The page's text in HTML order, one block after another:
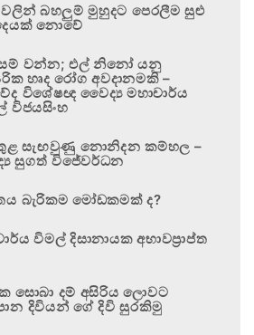
වලින් බහලුම් මුහුදට පෙරලීම සුළු
නොවේ
වන්න; එල් නිනෝ යනු
හෘද රෝග අවදානමකි –
විශේෂඥ වෛද්‍ය මහාචාර්ය
විජයසිංහ
සැඟවුණු නොනිදන කම්හල –
සුගත් විජේවර්ධන
බැරිකම මෝඩකමක් ද?
විමල් දිසානායක අභාවප්‍රාප්ත
සොබා දම් අසිරිය ලොවට
දිවියන් ගේ දිවි සුරකිමු